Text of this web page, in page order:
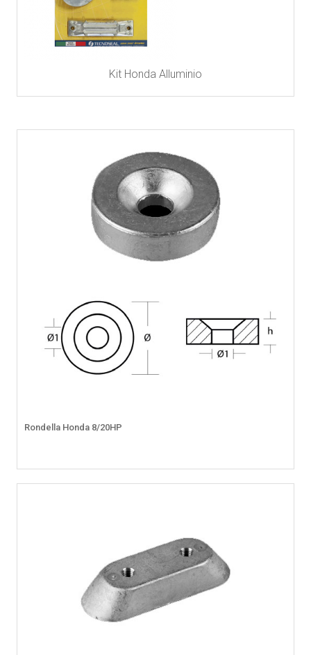
Kit Honda Alluminio
Rondella Honda 8/20HP